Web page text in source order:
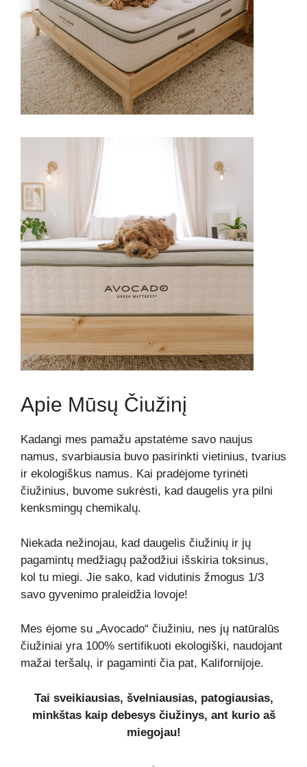
Apie Mūsų Čiužinį
Kadangi mes pamažu apstatėme savo naujus
namus, svarbiausia buvo pasirinkti vietinius, tvarius
ir ekologiškus namus. Kai pradėjome tyrinėti
čiužinius, buvome sukrėsti, kad daugelis yra pilni
kenksmingų chemikalų.
Niekada nežinojau, kad daugelis čiužinių ir jų
pagamintų medžiagų pažodžiui išskiria toksinus,
kol tu miegi. Jie sako, kad vidutinis žmogus 1/3
savo gyvenimo praleidžia lovoje!
Mes ėjome su „Avocado“ čiužiniu, nes jų natūralūs
čiužiniai yra 100% sertifikuoti ekologiški, naudojant
mažai teršalų, ir pagaminti čia pat, Kalifornijoje.
Tai sveikiausias, švelniausias, patogiausias,
minkštas kaip debesys čiužinys, ant kurio aš
miegojau!